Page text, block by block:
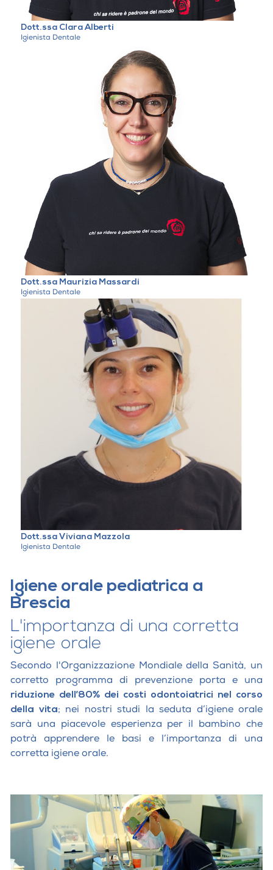
Dott.ssa Clara Alberti
Igienista Dentale
Dott.ssa Maurizia Massardi
Igienista Dentale
Dott.ssa Viviana Mazzola
Igienista Dentale
Igiene orale pediatrica a
Brescia
L'importanza di una corretta
igiene orale
Secondo l'Organizzazione Mondiale della Sanità, un
corretto programma di prevenzione porta e una
riduzione dell’80% dei costi odontoiatrici nel corso
della vita; nei nostri studi la seduta d’igiene orale
sarà una piacevole esperienza per il bambino che
potrà apprendere le basi e l’importanza di una
corretta igiene orale.